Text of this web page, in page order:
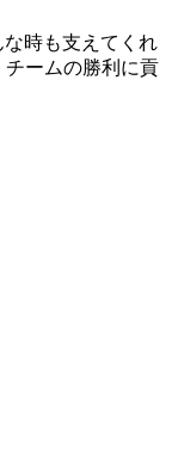
時も支えてくれ
ームの勝利に貢